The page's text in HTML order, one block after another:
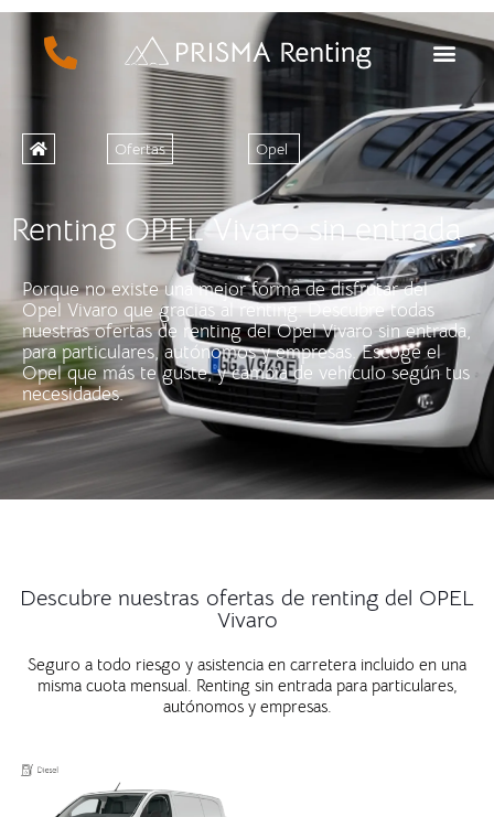
Ofertas Opel
Renting OPEL Vivaro sin entrada
Porque no existe una mejor forma de disfrutar del
Opel Vivaro que gracias al renting. Descubre todas
nuestras ofertas de renting del Opel Vivaro sin entrada,
para particulares, autónomos y empresas. Escoge el
Opel que más te guste, y cambia de vehículo según tus
necesidades.
Descubre nuestras ofertas de renting del OPEL
Vivaro
Seguro a todo riesgo y asistencia en carretera incluido en una
misma cuota mensual. Renting sin entrada para particulares,
autónomos y empresas.